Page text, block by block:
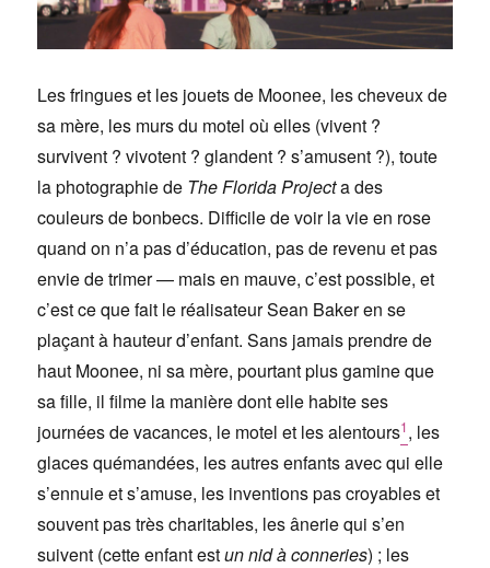
Les fringues et les jouets de Moonee, les cheveux de
sa mère, les murs du motel où elles (vivent ?
survivent ? vivotent ? glandent ? s’amusent ?), toute
la photographie de The Florida Projecta des
couleurs de bonbecs. Difficile de voir la vie en rose
quand on n’a pas d’éducation, pas de revenu et pas
envie de trimer — mais en mauve, c’est possible, et
c’est ce que fait le réalisateur Sean Baker en se
plaçant à hauteur d’enfant. Sans jamais prendre de
haut Moonee, ni sa mère, pourtant plus gamine que
sa fille, il filme la manière dont elle habite ses
journées de vacances, le motel et les alentours1, les
glaces quémandées, les autres enfants avec qui elle
s’ennuie et s’amuse, les inventions pas croyables et
souvent pas très charitables, les ânerie qui s’en
suivent (cette enfant estun nid à conneries) ; les